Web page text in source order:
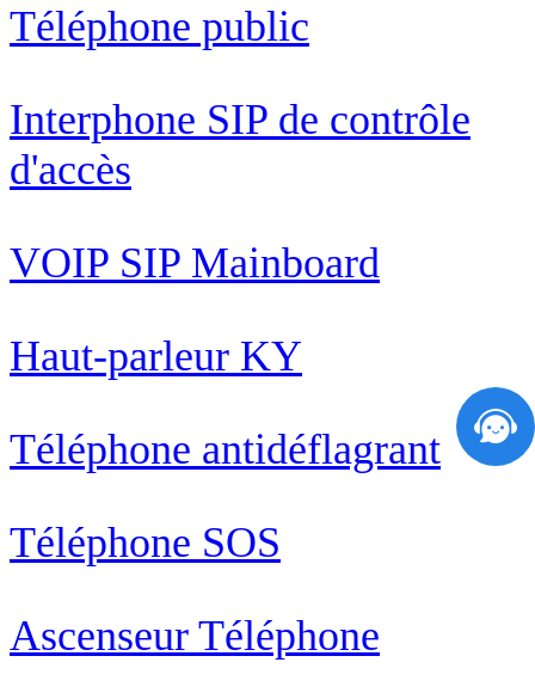
Téléphone public
Interphone SIP de contrôle
d'accès
VOIP SIP Mainboard
Haut-parleur KY
Téléphone antidéflagrant
Téléphone SOS
Ascenseur Téléphone